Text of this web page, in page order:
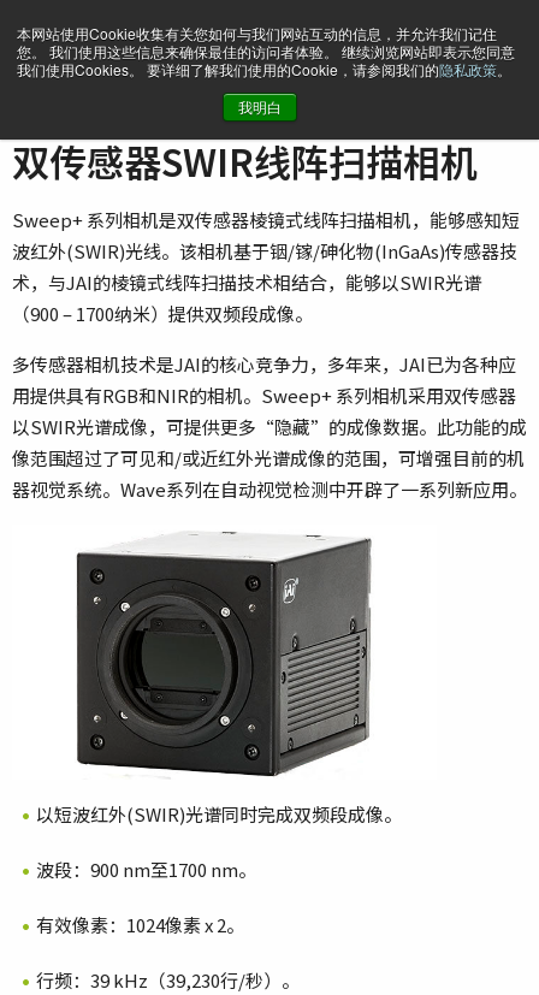
本网站使用Cookie收集有关您如何与我们网站互动的信息，并允许我们记住
您。 我们使用这些信息来确保最佳的访问者体验。 继续浏览网站即表示您同意
我们使用Cookies。 要详细了解我们使用的Cookie，请参阅我们的隐私政策。
我明白
双传感器SWIR（棱镜式）
双传感器SWIR线阵扫描相机
Sweep+ 系列相机是双传感器棱镜式线阵扫描相机，能够感知短
波红外(SWIR)光线。该相机基于铟/镓/砷化物(InGaAs)传感器技
术，与JAI的棱镜式线阵扫描技术相结合，能够以SWIR光谱
（900 – 1700纳米）提供双频段成像。
多传感器相机技术是JAI的核心竞争力，多年来，JAI已为各种应
用提供具有RGB和NIR的相机。Sweep+ 系列相机采用双传感器
以SWIR光谱成像，可提供更多“隐藏”的成像数据。此功能的成
像范围超过了可见和/或近红外光谱成像的范围，可增强目前的机
器视觉系统。Wave系列在自动视觉检测中开辟了一系列新应用。
以短波红外(SWIR)光谱同时完成双频段成像。
波段：900 nm至1700 nm。
有效像素：1024像素 x 2。
行频：39 kHz（39,230行/秒）。